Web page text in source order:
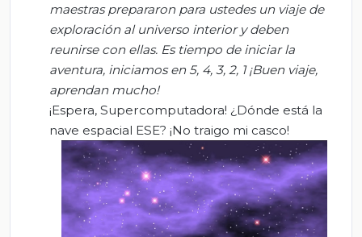
maestras prepararon para ustedes un viaje de
exploración al universo interior y deben
reunirse con ellas. Es tiempo de iniciar la
aventura, iniciamos en 5, 4, 3, 2, 1¡Buen viaje,
aprendan mucho!
¡Espera, Supercomputadora! ¿Dónde está la
nave espacial ESE? ¡No traigo mi casco!